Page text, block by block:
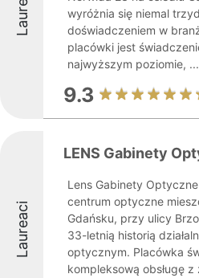
wyróżnia się niemal
doświadczeniem w
placówki jest
najwyższym poziomie, ...
9.3
Laureaci
LENS Gabinety
Lens Gabinety
centrum optyczne
Gdańsku, przy ulicy
33-letnią historią
optycznym. Placówka
kompleksową obsługę